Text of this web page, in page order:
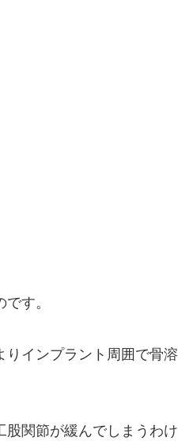
す。
りインプラント周囲で骨溶
股関節が緩んでしまうわけ